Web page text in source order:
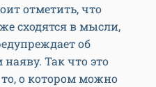
отметить, что
сходятся в мысли,
об
Так что это
о котором можно